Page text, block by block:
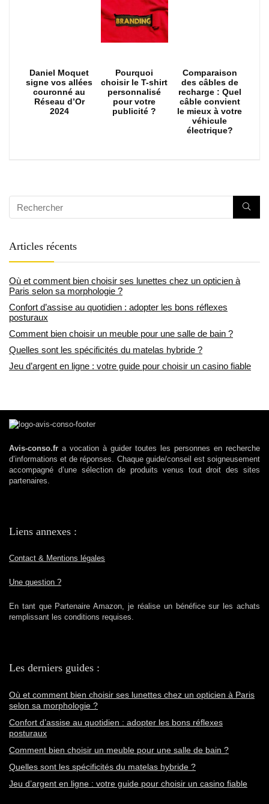
Daniel Moquet
signe vos allées
couronné au
Réseau d’Or
2024
Pourquoi
choisir le T-shirt
personnalisé
pour votre
publicité ?
Comparaison
des câbles de
recharge : Quel
câble convient
le mieux à votre
véhicule
électrique?
Articles récents
Où et comment bien choisir ses lunettes chez un opticien à
Paris selon sa morphologie ?
Confort d’assise au quotidien : adopter les bons réflexes
posturaux
Comment bien choisir un meuble pour une salle de bain ?
Quelles sont les spécificités du matelas hybride ?
Jeu d’argent en ligne : votre guide pour choisir un casino fiable
Avis-conso.fr a vocation à guider toutes les personnes en recherche
d’informations et de réponses. Chaque guide/conseil est soigneusement
accompagné d’une sélection de produits venus tout droit des sites
partenaires.
Liens annexes :
Contact & Mentions légales
Une question ?
En tant que Partenaire Amazon, je réalise un bénéfice sur les achats
remplissant les conditions requises.
Les derniers guides :
Où et comment bien choisir ses lunettes chez un opticien à Paris
selon sa morphologie ?
Confort d’assise au quotidien : adopter les bons réflexes
posturaux
Comment bien choisir un meuble pour une salle de bain ?
Quelles sont les spécificités du matelas hybride ?
Jeu d’argent en ligne : votre guide pour choisir un casino fiable